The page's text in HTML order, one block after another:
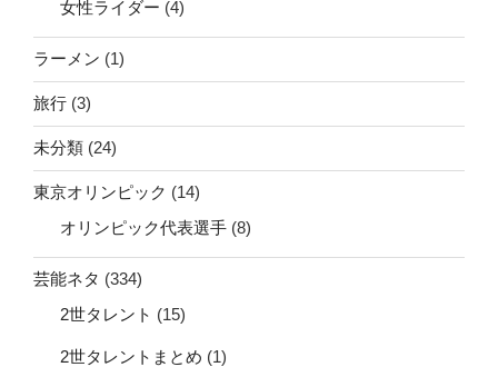
女性ライダー (4)
ラーメン (1)
旅行 (3)
未分類 (24)
東京オリンピック (14)
オリンピック代表選手 (8)
芸能ネタ (334)
2世タレント (15)
2世タレントまとめ (1)